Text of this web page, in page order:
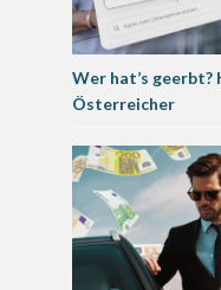
Wer hat’s geerbt?
Österreicher